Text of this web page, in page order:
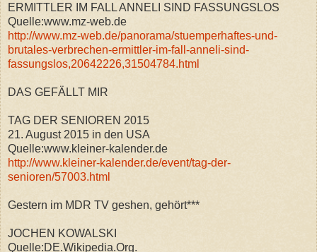
ERMITTLER IM FALL ANNELI SIND FASSUNGSLOS
Quelle:www.mz-web.de
http://www.mz-web.de/panorama/stuemperhaftes-und-
brutales-verbrechen-ermittler-im-fall-anneli-sind-
fassungslos,20642226,31504784.html
DAS GEFÄLLT MIR
TAG DER SENIOREN 2015
21. August 2015 in den USA
Quelle:www.kleiner-kalender.de
http://www.kleiner-kalender.de/event/tag-der-
senioren/57003.html
Gestern im MDR TV geshen, gehört***
JOCHEN KOWALSKI
Quelle:DE.Wikipedia.Org.